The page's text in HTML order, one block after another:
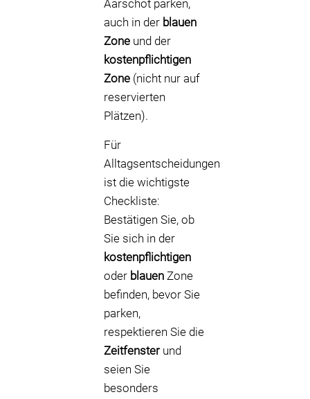
Aarschot parken,
auch in der blauen
Zone und der
kostenpflichtigen
Zone (nicht nur auf
reservierten
Plätzen).
Für
Alltagsentscheidungen
ist die wichtigste
Checkliste:
Bestätigen Sie, ob
Sie sich in der
kostenpflichtigen
oder blauen Zone
befinden, bevor Sie
parken,
respektieren Sie die
Zeitfensterund
seien Sie
besonders